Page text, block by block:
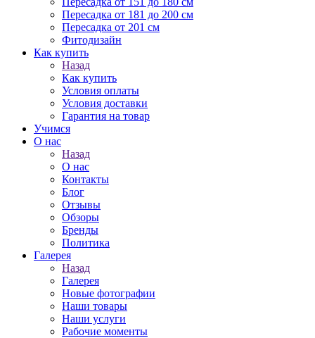
Пересадка от 181 до 200 см
Пересадка от 201 см
Фитодизайн
Как купить
Назад
Как купить
Условия оплаты
Условия доставки
Гарантия на товар
Учимся
О нас
Назад
О нас
Контакты
Блог
Отзывы
Обзоры
Бренды
Политика
Галерея
Назад
Галерея
Новые фотографии
Наши товары
Наши услуги
Рабочие моменты